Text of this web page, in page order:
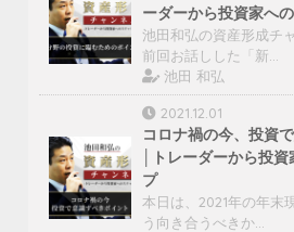
ーダーから投資家へ
池田和弘の資産形成チ
前回お話しした「新…
池田 和弘
2021.12.01
コロナ禍の今、投資
│トレーダーから投
プ
本日は、2021年の年末
う向き合うべきか…